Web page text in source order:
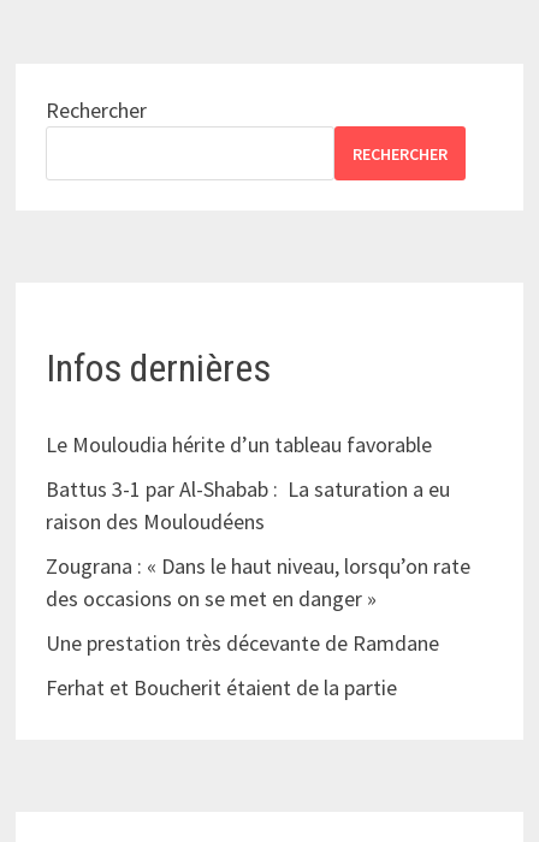
Rechercher
RECHERCHER
Infos dernières
Le Mouloudia hérite d’un tableau favorable
Battus 3-1 par Al-Shabab : La saturation a eu
raison des Mouloudéens
Zougrana : « Dans le haut niveau, lorsqu’on rate
des occasions on se met en danger »
Une prestation très décevante de Ramdane
Ferhat et Boucherit étaient de la partie